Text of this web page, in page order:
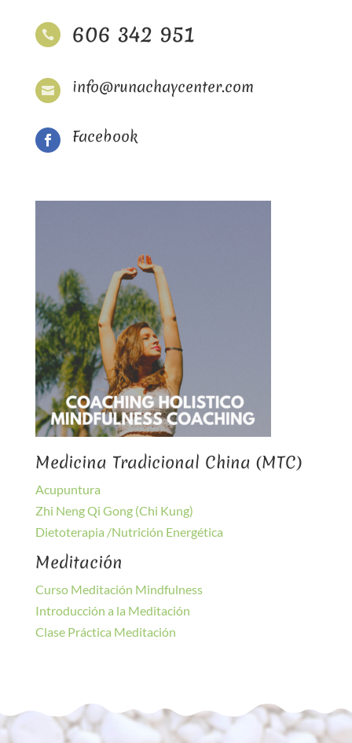
 606 342 951
 info@runachaycenter.com
 Facebook
Medicina Tradicional China (MTC)
Acupuntura
Zhi Neng Qi Gong (Chi Kung)
Dietoterapia /Nutrición Energética
Meditación
Curso Meditación Mindfulness
Introducción a la Meditación
Clase Práctica Meditación